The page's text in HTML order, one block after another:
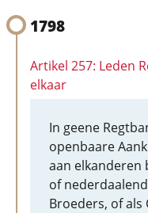
1798
Artikel 257: Leden
elkaar
In geene
openbaare
aan elkanderen
of
Broeders, of als